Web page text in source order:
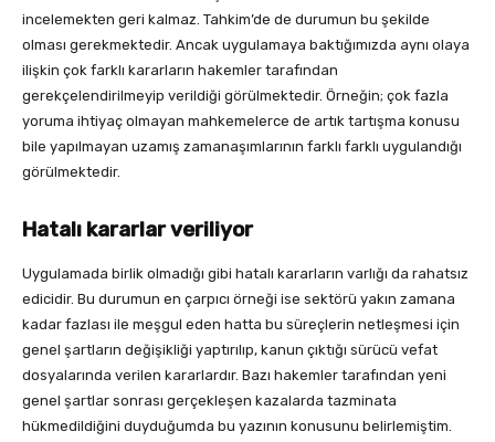
incelemekten geri kalmaz. Tahkim’de de durumun bu şekilde
olması gerekmektedir. Ancak uygulamaya baktığımızda aynı olaya
ilişkin çok farklı kararların hakemler tarafından
gerekçelendirilmeyip verildiği görülmektedir. Örneğin; çok fazla
yoruma ihtiyaç olmayan mahkemelerce de artık tartışma konusu
bile yapılmayan uzamış zamanaşımlarının farklı farklı uygulandığı
görülmektedir.
Hatalı kararlar veriliyor
Uygulamada birlik olmadığı gibi hatalı kararların varlığı da rahatsız
edicidir. Bu durumun en çarpıcı örneği ise sektörü yakın zamana
kadar fazlası ile meşgul eden hatta bu süreçlerin netleşmesi için
genel şartların değişikliği yaptırılıp, kanun çıktığı sürücü vefat
dosyalarında verilen kararlardır. Bazı hakemler tarafından yeni
genel şartlar sonrası gerçekleşen kazalarda tazminata
hükmedildiğini duyduğumda bu yazının konusunu belirlemiştim.